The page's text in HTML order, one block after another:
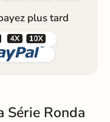
plus tard

Série Ronda